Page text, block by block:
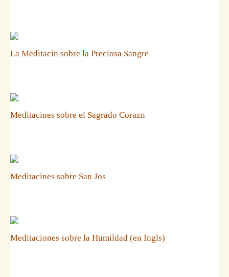
La Meditacin sobre la Preciosa Sangre
Meditacines sobre el Sagrado Corazn
Meditacines sobre San Jos
Meditaciones sobre la Humildad (en Ingls)